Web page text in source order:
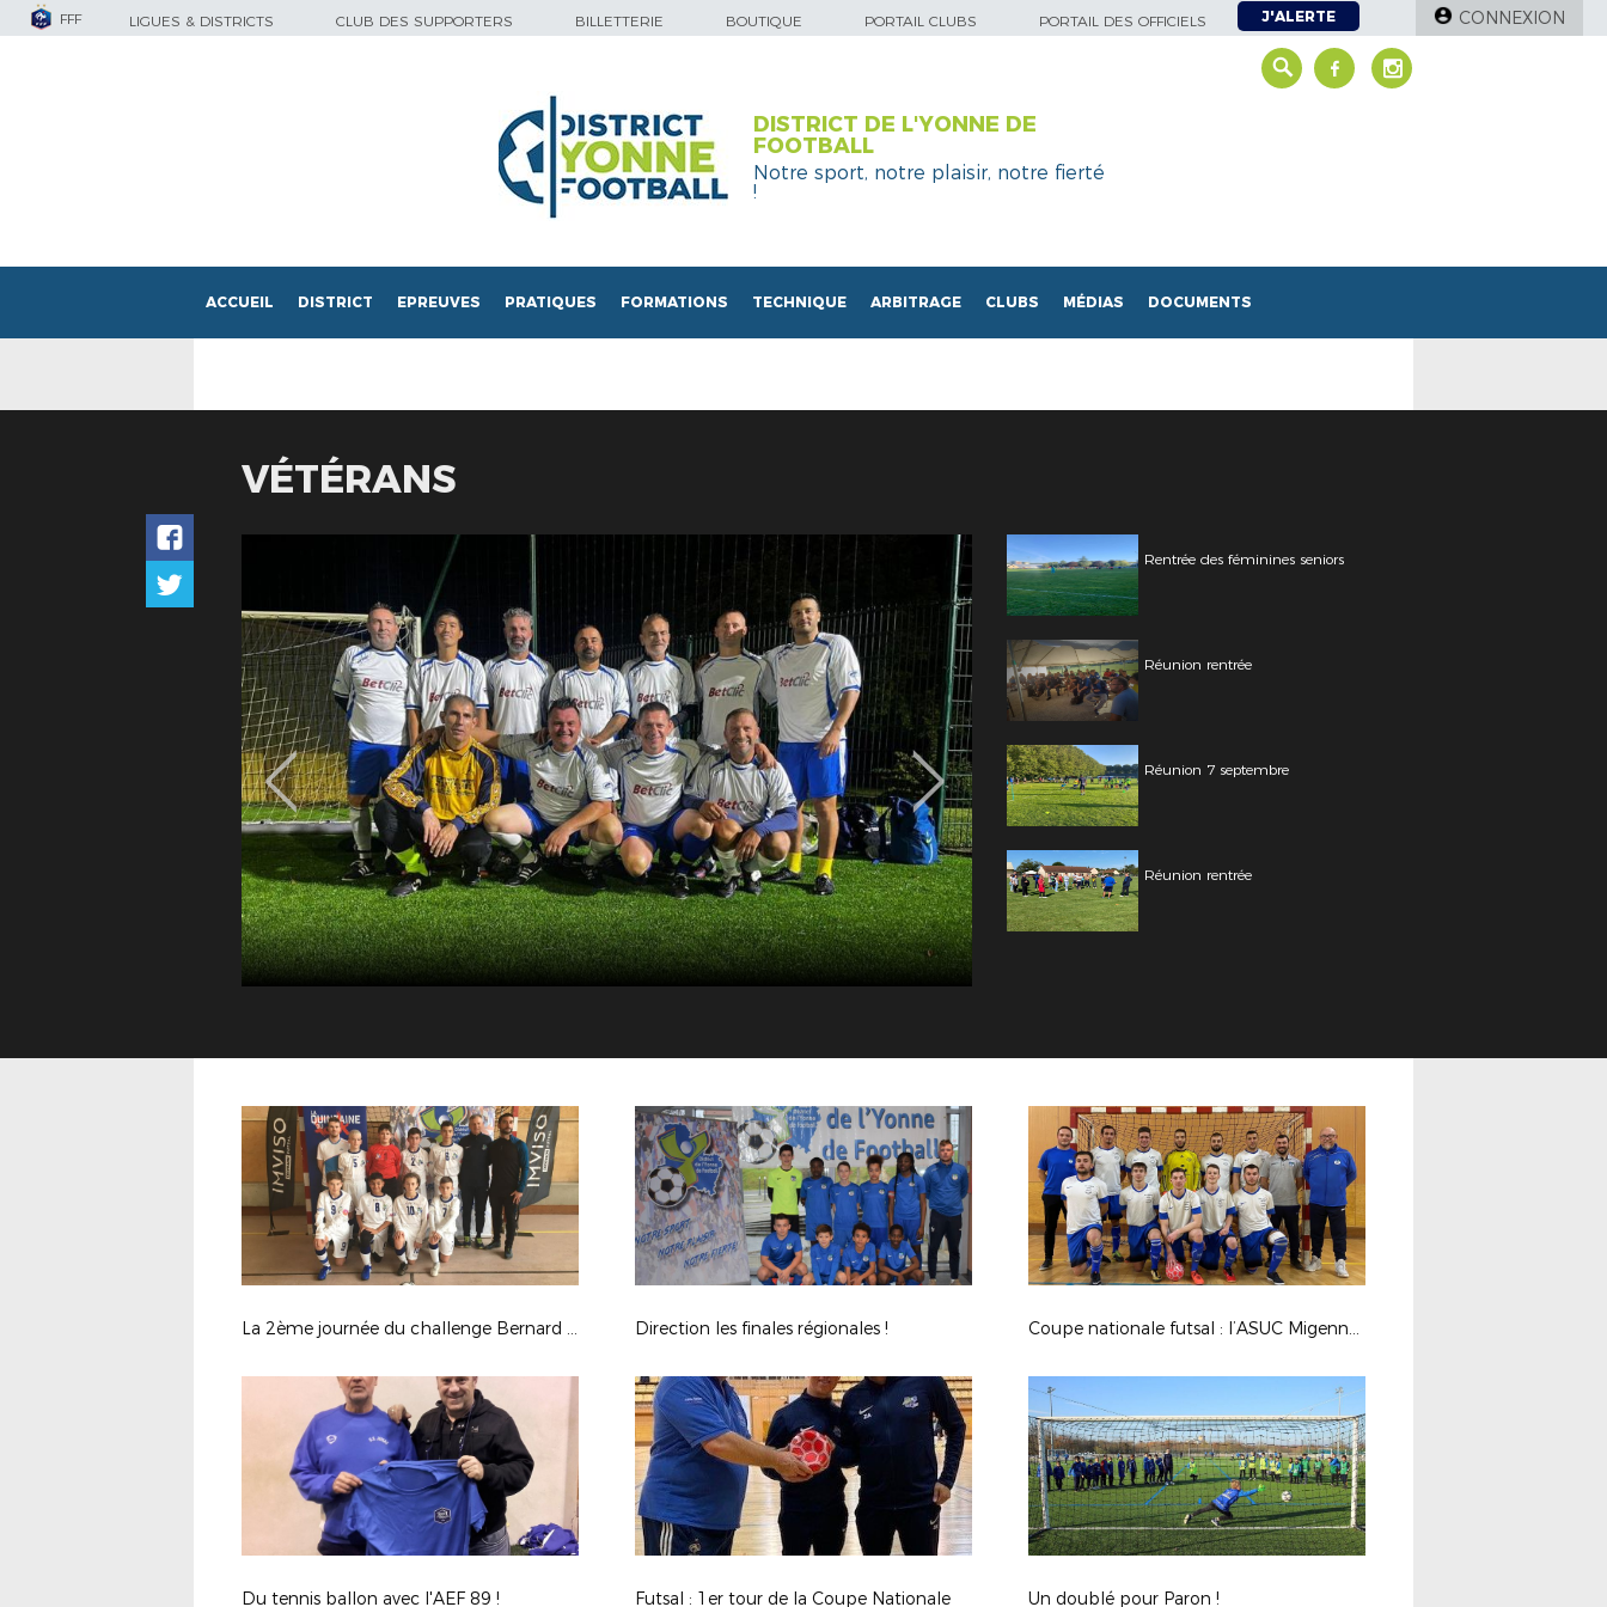
FFF LIGUES & DISTRICTS CLUB DES SUPPORTERS BILLETTERIE BOUTIQUE PORTAIL CLUBS PORTAIL DES OFFICIELS J'ALERTE CONNEXION
DISTRICT DE L'YONNE DE
FOOTBALL
Notre sport, notre plaisir, notre fierté
!
ACCUEIL DISTRICT EPREUVES PRATIQUES FORMATIONS TECHNIQUE ARBITRAGE CLUBS MÉDIAS DOCUMENTS
VÉTÉRANS
Rentrée des féminines seniors
Réunion rentrée
Réunion 7 septembre
Réunion rentrée
La 2ème journée du challenge Bernard TURPIN Direction les finales régionales ! Coupe nationale futsal : l’ASUC Migennes en finale régionale !
Du tennis ballon avec l'AEF 89 ! Futsal : 1er tour de la Coupe Nationale Un doublé pour Paron !